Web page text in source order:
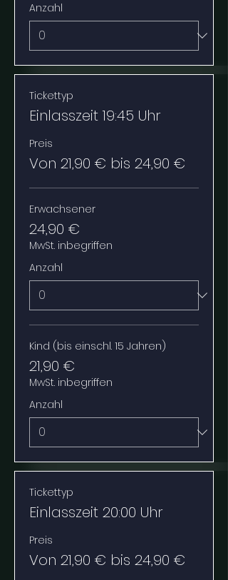
Anzahl
Tickettyp
Einlasszeit 19:45 Uhr
Preis
Von 21,90 € bis 24,90 €
Erwachsener
24,90 €
MwSt. inbegriffen
Anzahl
Kind (bis einschl. 15 Jahren)
21,90 €
MwSt. inbegriffen
Anzahl
Tickettyp
Einlasszeit 20:00 Uhr
Preis
Von 21,90 € bis 24,90 €